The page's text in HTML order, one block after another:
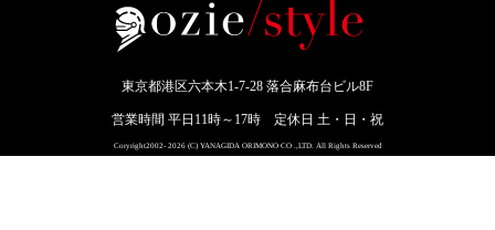
東京都港区六本木1-7-28 落合麻布台ビル8F
営業時間 平日11時～17時 定休日 土・日・祝
Coryright2002- 2026 (C) YANAGIDA ORIMONO CO .,LTD. All Rights Reserved